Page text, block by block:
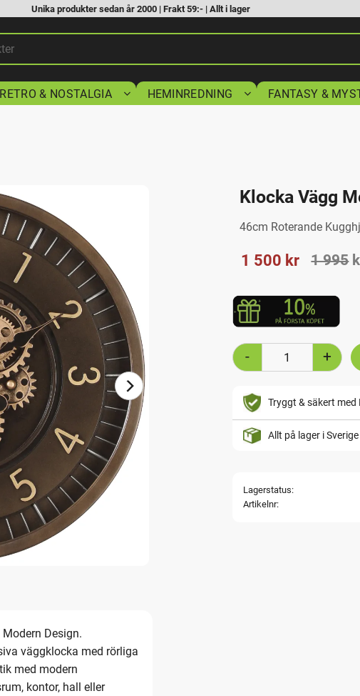
Unika produkter sedan år 2000 | Frakt 59:- | Allt i lager
RETRO & NOSTALGIA HEMINREDNING FANTASY &
Klocka Vägg
46cm Roterande
Nedsatt pris:
1 500 kr 1 995
+
-
Tryggt & säkert med
Allt på lager i Sverige
Lagerstatus
Artikelnr
Design.
väggklocka med rörliga
med modern
kontor, hall eller